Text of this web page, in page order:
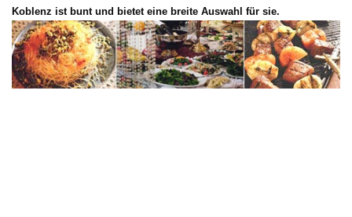
Koblenz ist bunt und bietet eine breite Auswahl für sie.